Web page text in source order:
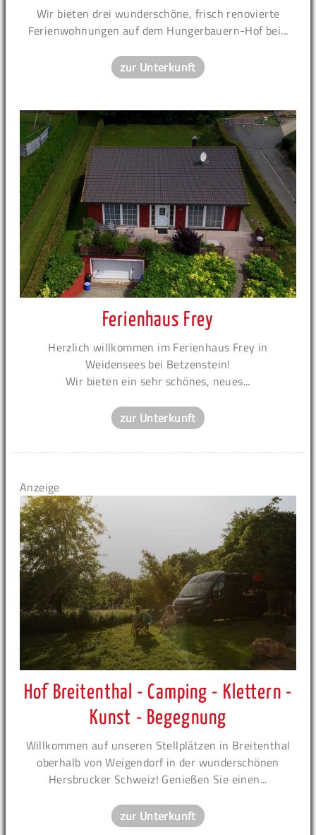
Wir bieten drei wunderschöne, frisch renovierte
Ferienwohnungen auf dem Hungerbauern-Hof bei...
zur Unterkunft
Ferienhaus Frey
Herzlich willkommen im Ferienhaus Frey in
Weidensees bei Betzenstein!
Wir bieten ein sehr schönes, neues...
zur Unterkunft
Anzeige
Hof Breitenthal - Camping - Klettern -
Kunst - Begegnung
Willkommen auf unseren Stellplätzen in Breitenthal
oberhalb von Weigendorf in der wunderschönen
Hersbrucker Schweiz! Genießen Sie einen...
zur Unterkunft